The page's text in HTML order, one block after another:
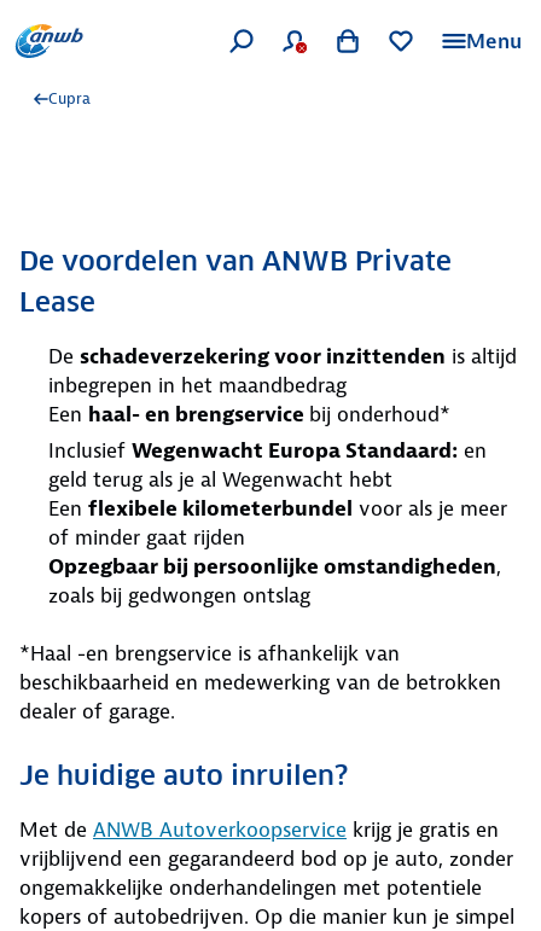
Menu
Cupra
De voordelen van ANWB Private
Lease
De schadeverzekering voor inzittenden is altijd
inbegrepen in het maandbedrag
Een haal- en brengservice bij onderhoud*
Inclusief Wegenwacht Europa Standaard: en
geld terug als je al Wegenwacht hebt
Een flexibele kilometerbundel voor als je meer
of minder gaat rijden
Opzegbaar bij persoonlijke omstandigheden,
zoals bij gedwongen ontslag
*Haal -en brengservice is afhankelijk van
beschikbaarheid en medewerking van de betrokken
dealer of garage.
Je huidige auto inruilen?
Met de ANWB Autoverkoopservice krijg je gratis en
vrijblijvend een gegarandeerd bod op je auto, zonder
ongemakkelijke onderhandelingen met potentiele
kopers of autobedrijven. Op die manier kun je simpel